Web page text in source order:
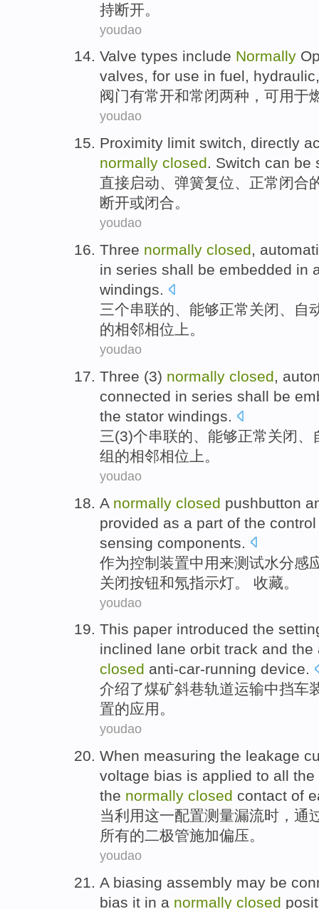
持断开。
youdao
Valve types include Normally
valves, for use in fuel, hydraulic
阀门有常开和常闭两种 ，可用于
youdao
Proximity limit switch, directly
normally closed. Switch can be
直接启动、 弹簧复位、 正常闭合
断开或闭合。
youdao
Three normally closed,
in series shall be embedded in
windings.
三个串联的、能够正常关闭、
自
的相邻相位 上。
youdao
Three (3) normally closed,
connected in series shall be
the stator windings.
三(3)个串联的、能够正常关闭、
组的相邻相位 上。
youdao
A normally closed pushbutton
provided as a part of the control
sensing components
作为控制装置中用来测试水分感
关闭按钮和氖指示灯。 收藏。
youdao
This paper introduced the
inclined lane orbit track and the
closed anti-car-running device.
介绍了煤矿斜巷轨道运输中挡车
置的应用 。
youdao
When measuring the leakage
voltage bias is applied to all the
the normally closed contact of
当利用这一配置测量漏流时， 通
所有的二极管施加偏压。
youdao
A biasing assembly may be
bias it in a normally closed